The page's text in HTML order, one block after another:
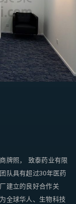
牌照， 致泰药业有限
队具有超过30年医药
建立的良好合作关
全球华人、生物科技